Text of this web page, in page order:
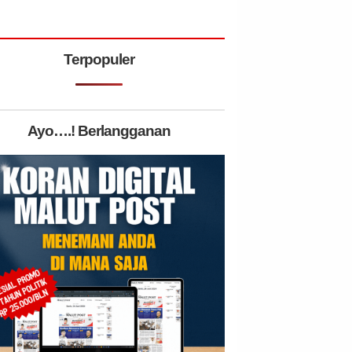
Terpopuler
Ayo….! Berlangganan